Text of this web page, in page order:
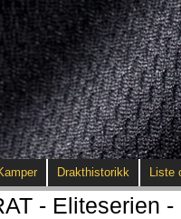
Drakthistorikk Liste
- Eliteserien -